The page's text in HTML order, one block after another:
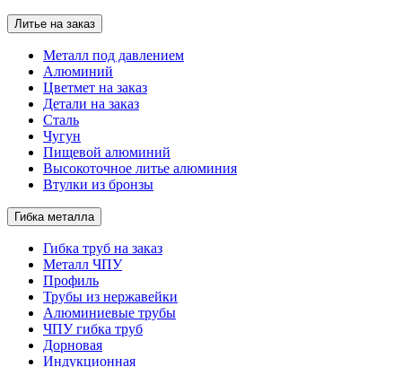
Литье на заказ
Металл под давлением
Алюминий
Цветмет на заказ
Детали на заказ
Сталь
Чугун
Пищевой алюминий
Высокоточное литье алюминия
Втулки из бронзы
Гибка металла
Гибка труб на заказ
Металл ЧПУ
Профиль
Трубы из нержавейки
Алюминиевые трубы
ЧПУ гибка труб
Дорновая
Индукционная